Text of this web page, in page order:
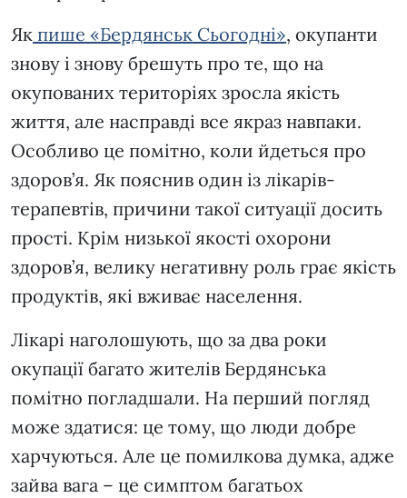
Як пише «Бердянськ Сьогодні», окупанти
знову і знову брешуть про те, що на
окупованих територіях зросла якість
життя, але насправді все якраз навпаки.
Особливо це помітно, коли йдеться про
здоров’я. Як пояснив один із лікарів-
терапевтів, причини такої ситуації досить
прості. Крім низької якості охорони
здоров’я, велику негативну роль грає якість
продуктів, які вживає населення.
Лікарі наголошують, що за два роки
окупації багато жителів Бердянська
помітно погладшали. На перший погляд
може здатися: це тому, що люди добре
харчуються. Але це помилкова думка, адже
зайва вага – це симптом багатьох